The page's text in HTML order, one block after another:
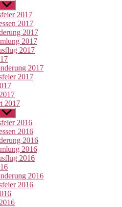
Untermenü
anzeigen
2017
2017
2017
2017
2017
2017
2017
2017
Untermenü
anzeigen
2016
2016
2016
2016
2016
2016
2016